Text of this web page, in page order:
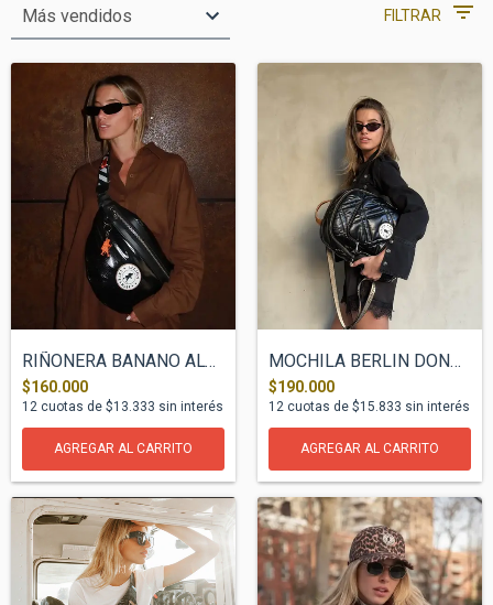
FILTRAR
RIÑONERA BANANO ALCORTA POP
$160.000
12 cuotas de $13.333 sin interés
MOCHILA BERLIN DONNA NEGRO
$190.000
12 cuotas de $15.833 sin interés